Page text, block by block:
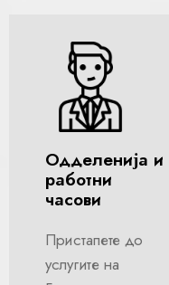
Одделенија и
работни
часови
Пристапете до
услугите на